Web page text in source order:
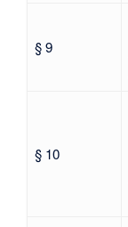
§ 9
§ 10